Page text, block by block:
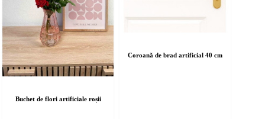
Buchet de flori artificiale roșii
Coroană de brad artificial 40 cm